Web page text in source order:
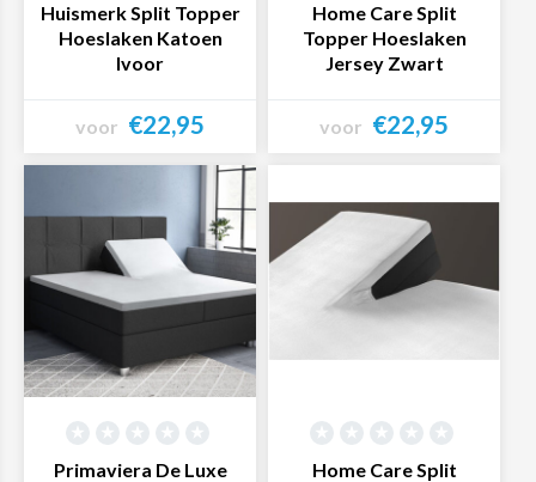
Huismerk Split Topper
Hoeslaken Katoen
Ivoor
voor €22,95
Home Care Split
Topper Hoeslaken
Jersey Zwart
voor €22,95
Primaviera De Luxe
Home Care Split